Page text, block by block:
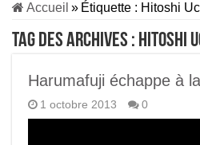
J13 – Aonishiki
J12 – Aonishiki prend
Accueil » Étiquette : Hitoshi
Tag des archives : Hitoshi
Harumafuji échappe à
1 octobre 2013 0